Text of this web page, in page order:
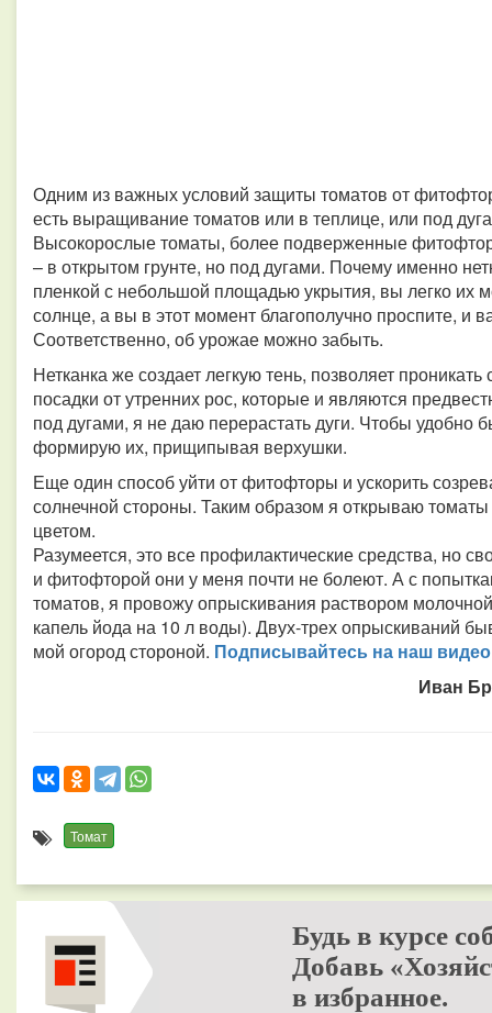
Одним из важных условий защиты томатов от
есть выращивание томатов или в теплице, или под
Высокорослые томаты, более подверженные
– в открытом грунте, но под дугами. Почему именно
пленкой с небольшой площадью укрытия, вы легко их
солнце, а вы в этот момент благополучно проспите, и
Соответственно, об урожае можно забыть.
Нетканка же создает легкую тень, позволяет
посадки от утренних рос, которые и являются
под дугами, я не даю перерастать дуги. Чтобы удобно
формирую их, прищипывая верхушки.
Еще один способ уйти от фитофторы и ускорить
солнечной стороны. Таким образом я открываю
цветом.
Разумеется, это все профилактические средства, но
и фитофторой они у меня почти не болеют. А с
томатов, я провожу опрыскивания раствором
капель йода на 10 л воды). Двух-трех опрыскиваний
мой огород стороной. Подписывайтесь на наш
Иван
Томат
Будь в курсе
Добавь
в избранное.